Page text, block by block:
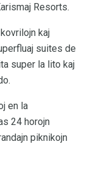
Resorts.
kaj
suites de
super la lito kaj
en la
24 horojn
piknikojn